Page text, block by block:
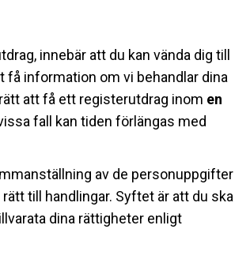
innebär att du kan vända dig till
information om vi behandlar dina
att få ett registerutdrag inom en
fall kan tiden förlängas med
av de personuppgifter
till handlingar. Syftet är att du ska
dina rättigheter enligt